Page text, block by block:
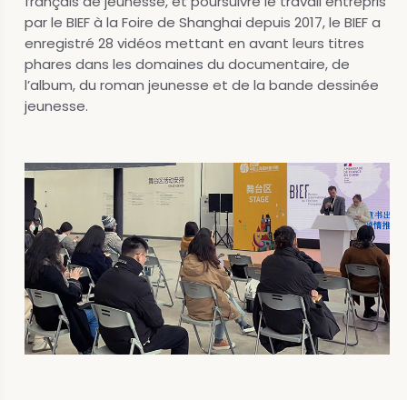
par le BIEF à la Foire de Shanghai depuis 2017, le BIEF a
enregistré 28 vidéos mettant en avant leurs titres
phares dans les domaines du documentaire, de
l’album, du roman jeunesse et de la bande dessinée
jeunesse.